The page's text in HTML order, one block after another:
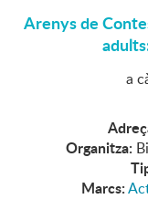
Arenys de
a
Organitza:
Marcs: